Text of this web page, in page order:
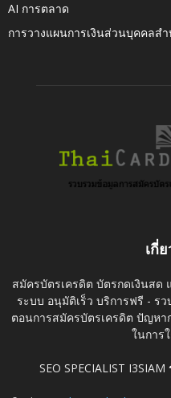
AI การตลาด
การวางแผนการเงินส่วนบุคคลส
เกี่
สมัครบัตรเครดิต บัตรกดเงินส
ระบบ อนุมัติเร็ว บริการฟรี - ร
ตอนการสมัครบัตรเครดิต ปัญห
ในการ
SEO SPECIALIST I3SIAM